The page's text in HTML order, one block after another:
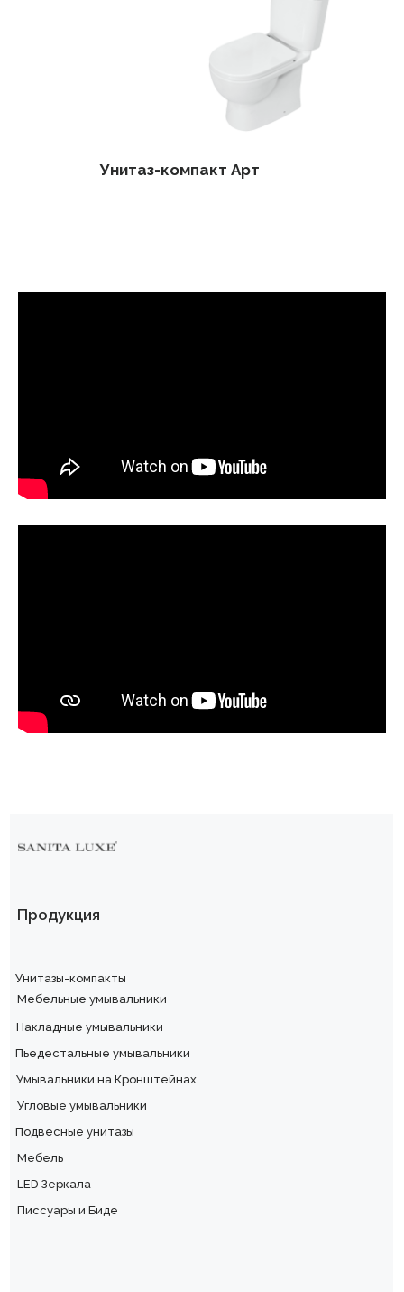
Унитаз-компакт Арт
Продукция
Унитазы-компакты
Подвесные унитазы
Мебельные умывальники
Пьедестальные умывальники
Умывальники на Кронштейнах
Угловые умывальники
Накладные умывальники
Мебель
LED Зеркала
Писсуары и Биде